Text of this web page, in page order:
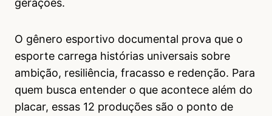
O gênero esportivo documental prova que o
esporte carrega histórias universais sobre
ambição, resiliência, fracasso e redenção. Para
quem busca entender o que acontece além do
placar, essas 12 produções são o ponto de